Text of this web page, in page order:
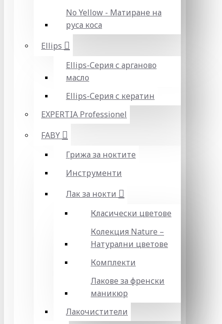
No Yellow - Матиране на
руса коса
Ellips
Ellips-Серия с арганово
масло
Ellips-Серия с кератин
EXPERTIA Professionel
FABY
Грижа за ноктите
Инструменти
Лак за нокти
Класически цветове
Колекция Nature –
Натурални цветове
Комплекти
Лакове за френски
маникюр
Лакочистители